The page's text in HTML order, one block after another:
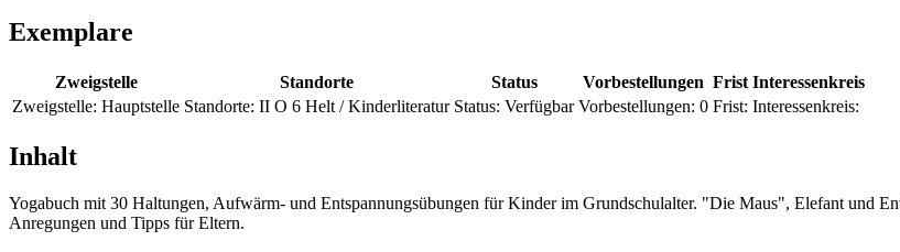
Exemplare
Zweigstelle Standorte Status Vorbestellungen Frist Interessenkreis
Zweigstelle: Hauptstelle Standorte: II O 6 Helt / Kinderliteratur Status: Verfügbar Vorbestellungen: 0 Frist: Interessenkreis:
Inhalt
Yogabuch mit 30 Haltungen, Aufwärm- und Entspannungsübungen für Kinder im Grundschulalter. "Die Maus", Elefant und
Anregungen und Tipps für Eltern.